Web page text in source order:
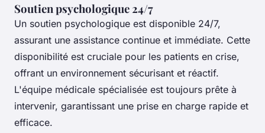
Soutien psychologique 24/7
Un soutien psychologique est disponible 24/7,
assurant une assistance continue et immédiate. Cette
disponibilité est cruciale pour les patients en crise,
offrant un environnement sécurisant et réactif.
L'équipe médicale spécialisée est toujours prête à
intervenir, garantissant une prise en charge rapide et
efficace.